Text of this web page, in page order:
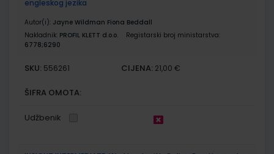
engleskog jezika
Autor(i): Jayne Wildman Fiona Beddall
Nakladnik: PROFIL KLETT d.o.o.
Registarski broj ministarstva:
6778;6290
SKU: 556261 CIJENA: 21,00 €
ŠIFRA OMOTA:
Udžbenik